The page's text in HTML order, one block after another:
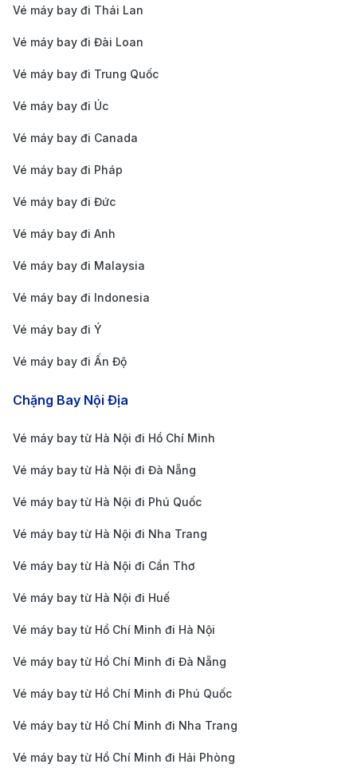
Changi Airport. Thời gian di chuyển khoảng 30–40
phút, giá vé khoảng 2–3 SGD/lượt.
36, 53, 110 và 858 kết nối trực tiếp trung tâm thành
phố đến Changi. Thời gian di chuyển khoảng 60–
90 phút, giá vé chỉ từ 2 SGD.
Taxi và dịch vụ gọi xe công nghệ
hành lý hoặc đi theo nhóm. Thời gian di chuyển
20–30 phút, chi phí dao động từ 20–40 SGD tùy
thời điểm.
Dịch vụ xe trung chuyển (Airport Shuttle)
với mức giá khoảng 9 SGD/người. Đây là lựa chọn
tiết kiệm và thuận tiện cho du khách đi theo nhóm
nhỏ.
Đặt xe công nghệ đến trung tâm Sài Gòn giúp tiết kiệm
Vé máy bay đi Thái Lan
Vé máy bay đi Đài Loan
Vé máy bay đi Trung Quốc
Vé máy bay đi Úc
Vé máy bay đi Canada
Vé máy bay đi Pháp
Vé máy bay đi Đức
Vé máy bay đi Anh
Vé máy bay đi Malaysia
Vé máy bay đi Indonesia
Vé máy bay đi Ý
Vé máy bay đi Ấn Độ
Chặng Bay Nội Địa
Vé máy bay từ Hà Nội đi Hồ Chí Minh
Vé máy bay từ Hà Nội đi Đà Nẵng
Vé máy bay từ Hà Nội đi Phú Quốc
Vé máy bay từ Hà Nội đi Nha Trang
Vé máy bay từ Hà Nội đi Cần Thơ
Vé máy bay từ Hà Nội đi Huế
Vé máy bay từ Hồ Chí Minh đi Hà Nội
Vé máy bay từ Hồ Chí Minh đi Đà Nẵng
Vé máy bay từ Hồ Chí Minh đi Phú Quốc
Vé máy bay từ Hồ Chí Minh đi Nha Trang
Vé máy bay từ Hồ Chí Minh đi Hải Phòng